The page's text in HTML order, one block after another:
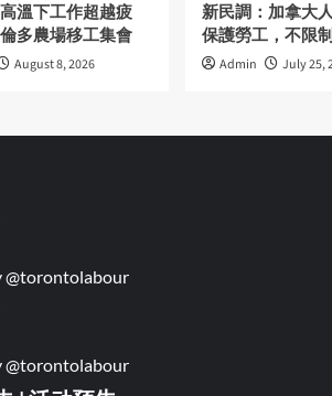
高溫下工作超越疲
多農場移工集會
August 8, 2026
新民調：加拿大
保護勞工，不限
Admin July 25,
@torontolabour
@torontolabour